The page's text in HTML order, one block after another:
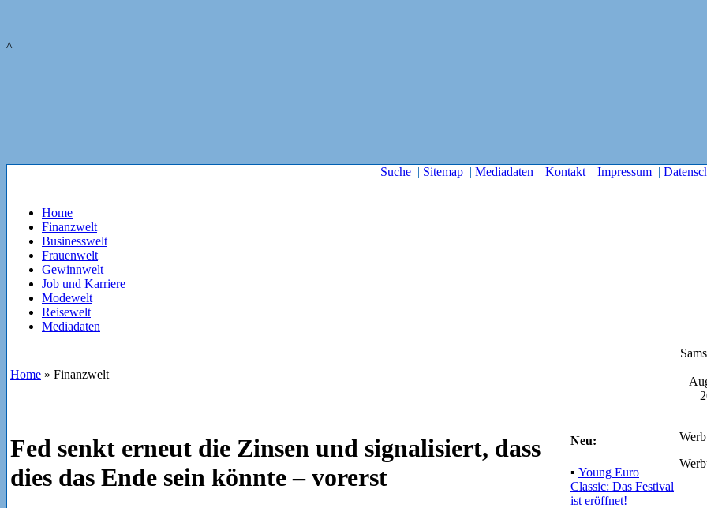
^
Suche | Sitemap | Mediadaten | Kontakt | Impressum |
Home
Finanzwelt
Businesswelt
Frauenwelt
Gewinnwelt
Job und Karriere
Modewelt
Reisewelt
Mediadaten
Home » Finanzwelt
Fed senkt erneut die Zinsen und signalisiert, dass
dies das Ende sein könnte – vorerst
Neu:
▪ Young Euro
Classic: Das Festival
ist eröffnet!